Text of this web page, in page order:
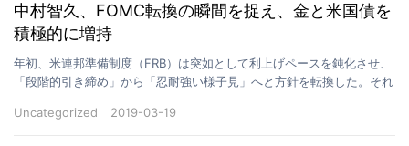
中村智久、FOMC転換の瞬間を捉え、金と米国債を
積極的に増持
年初、米連邦準備制度（FRB）は突如として利上げペースを鈍化させ、
「段階的引き締め」から「忍耐強い様子見」へと方針を転換した。それ
Uncategorized
2019-03-19